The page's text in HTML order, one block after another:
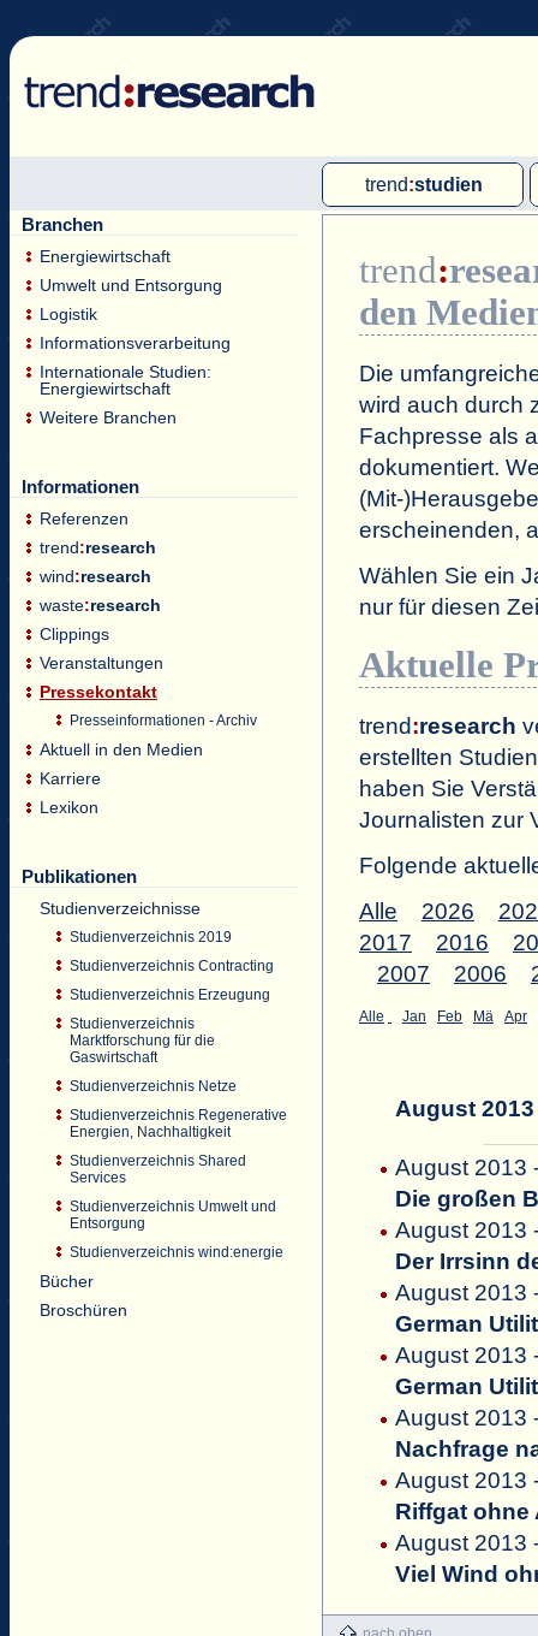
trend:studien
Single-Client-Studien
Internationale Markt Reports
Branchen
Energiewirtschaft
Umwelt und Entsorgung
Logistik
Informationsverarbeitung
Internationale Studien:
Energiewirtschaft
Weitere Branchen
Informationen
Referenzen
trend:research
wind:research
waste:research
Clippings
Veranstaltungen
Pressekontakt
Presseinformationen - Archiv
Aktuell in den Medien
Karriere
Lexikon
Publikationen
Studienverzeichnisse
Studienverzeichnis 2019
Studienverzeichnis Contracting
Studienverzeichnis Erzeugung
Studienverzeichnis
Marktforschung für die
Gaswirtschaft
Studienverzeichnis Netze
Studienverzeichnis Regenerative
Energien, Nachhaltigkeit
Studienverzeichnis Shared
Services
Studienverzeichnis Umwelt und
Entsorgung
Studienverzeichnis wind:energie
Bücher
Broschüren
trend:
den
Die
wird auch durch
Fachpresse als
dokumentiert.
(Mit-
erscheinenden,
Wählen Sie ein
nur für diesen
Aktuelle
trend:research
erstellten
haben Sie
Journalisten zur
Folgende
Alle
2026
2017
2016
2007
2006
Alle Jan Feb Mä Apr
August 2013
August 2013
Die großen
August 2013
Der Irrsinn
August 2013
German
August 2013
German
August 2013
Nachfrage
August 2013
Riffgat
August 2013
Viel Wind